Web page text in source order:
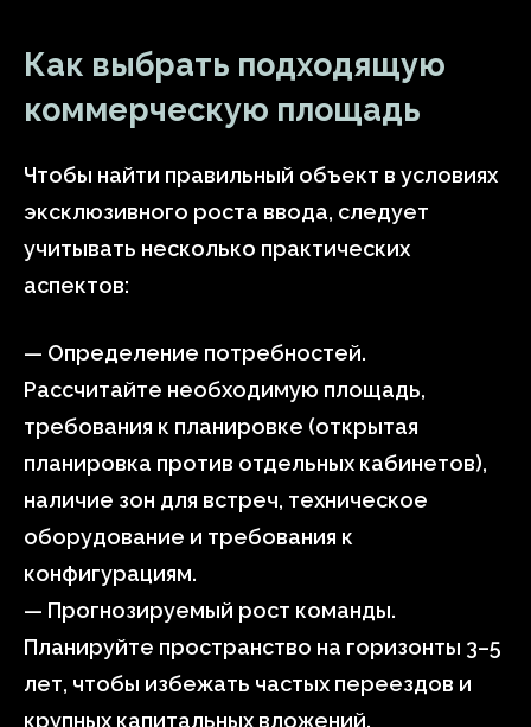
Как выбрать подходящую
коммерческую площадь
Чтобы найти правильный объект в условиях
эксклюзивного роста ввода, следует
учитывать несколько практических
аспектов:
— Определение потребностей.
Рассчитайте необходимую площадь,
требования к планировке (открытая
планировка против отдельных кабинетов),
наличие зон для встреч, техническое
оборудование и требования к
конфигурациям.
— Прогнозируемый рост команды.
Планируйте пространство на горизонты 3–5
лет, чтобы избежать частых переездов и
крупных капитальных вложений.